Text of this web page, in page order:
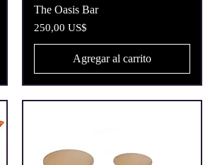
Vista rápida
The Oasis Bar
Precio
250,00 US$
Agregar al carrito